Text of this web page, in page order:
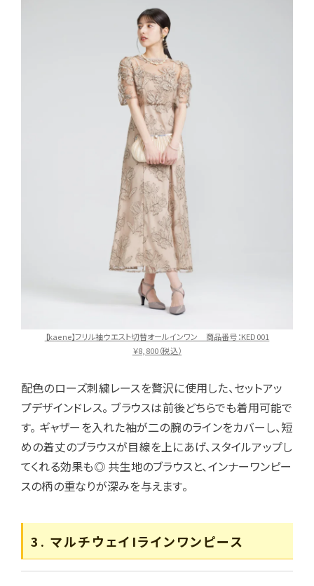
【kaene】フリル袖ウエスト切替オールインワン 商品番号：KED001
￥8,800（税込）
配色のローズ刺繍レースを贅沢に使用した、セットアッ
プデザインドレス。 ブラウスは前後どちらでも着用可能で
す。 ギャザーを入れた袖が二の腕のラインをカバーし、短
めの着丈のブラウスが目線を上にあげ、スタイルアップし
てくれる効果も◎ 共生地のブラウスと、インナーワンピー
スの柄の重なりが深みを与えます。
3. マルチウェイIラインワンピース